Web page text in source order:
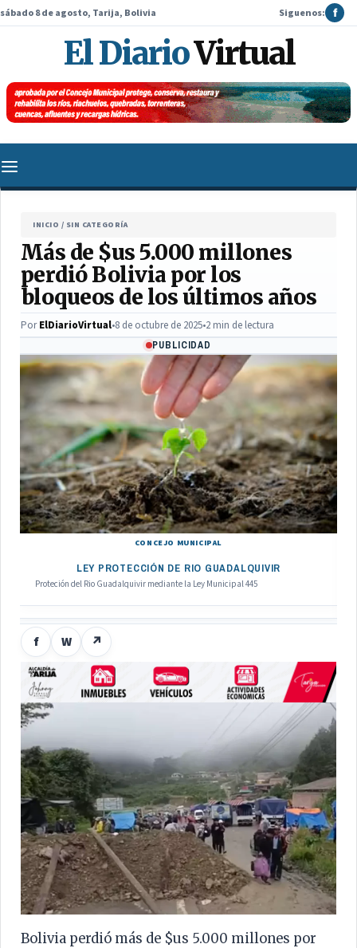
sábado 8 de agosto, Tarija, Bolivia Siguenos: f
El DiarioVirtual
INICIO / SIN CATEGORÍA
Más de $us 5.000 millones
perdió Bolivia por los
bloqueos de los últimos años
PorElDiarioVirtual•8 de octubre de 2025•2 min de lectura
PUBLICIDAD
CONCEJO MUNICIPAL
LEY PROTECCIÓN DE RIO GUADALQUIVIR
Proteción del Rio Guadalquivir mediante la Ley Municipal 445
f W ↗
Bolivia perdió más de $us 5.000 millones por